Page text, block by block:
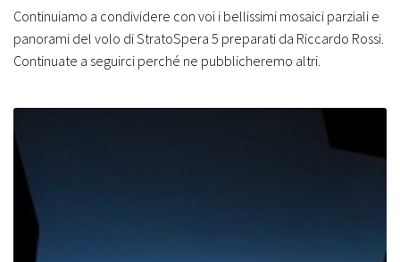
Continuiamo a condividere con voi i bellissimi mosaici parziali e
panorami del volo di StratoSpera 5 preparati da Riccardo Rossi.
Continuate a seguirci perché ne pubblicheremo altri.